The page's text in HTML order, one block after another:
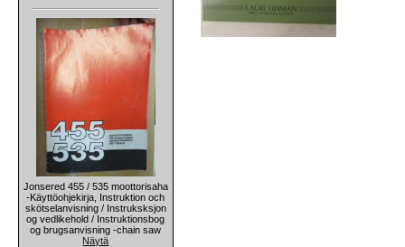
Jonsered 455 / 535 moottorisaha
-Käyttöohjekirja, Instruktion och
skötselanvisning / Instruksksjon
og vedlikehold / Instruktionsbog
og brugsanvisning -chain saw
Näytä